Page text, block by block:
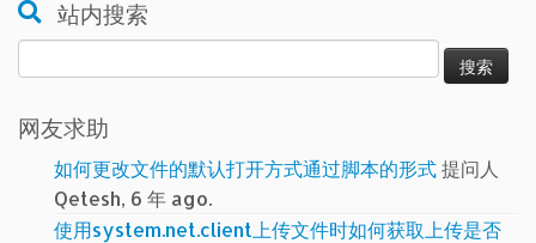
站内搜索
索：
网友求助
如何更改文件的默认打开方式通过脚本的形式提问人
Qetesh, 6 年 ago.
使用system.net.client上传文件时如何获取上传是否